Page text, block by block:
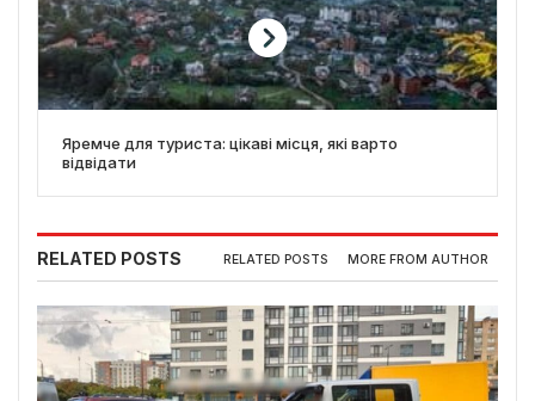
Яремче для туриста: цікаві місця, які варто
відвідати
RELATED POSTS RELATED POSTS MORE FROM AUTHOR